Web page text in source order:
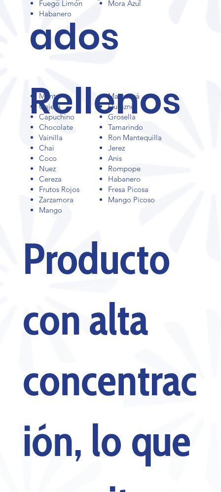
producción, sin perder
fuerza.
ados
Fuego Limón
Habanero
Mora Azul
Rellenos
Menta
Cajeta
Capuchino
Chocolate
Vainilla
Chai
Coco
Nuez
Cereza
Frutos Rojos
Zarzamora
Mango
Maracuyá
Durazno
Grosella
Tamarindo
Ron Mantequilla
Jerez
Anis
Rompope
Habanero
Fresa Picosa
Mango Picoso
Producto
con alta
concentrac
ión, lo que